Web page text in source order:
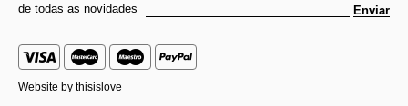
de todas as novidades
Enviar
Website by thisislove